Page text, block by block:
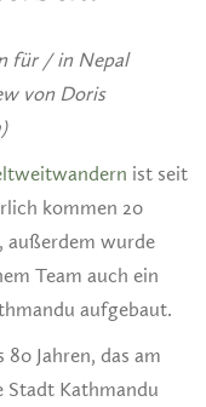
für / in Nepal
von Doris
ist seit
kommen 20
außerdem wurde
Team auch ein
aufgebaut.
Jahren, das am
Stadt Kathmandu